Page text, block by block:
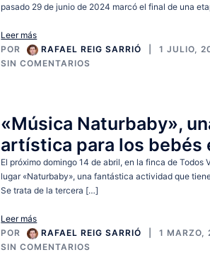
pasado 29 de junio de 2024 marcó el final de una
Leer más
POR
RAFAEL REIG SARRIÓ 1 JULIO,
SIN COMENTARIOS
«Música Naturbaby»,
artística para los bebés
El próximo domingo 14 de abril, en la finca de Todos
lugar «Naturbaby», una fantástica actividad que
Se trata de la tercera […]
Leer más
POR
RAFAEL REIG SARRIÓ 1 MARZO,
SIN COMENTARIOS